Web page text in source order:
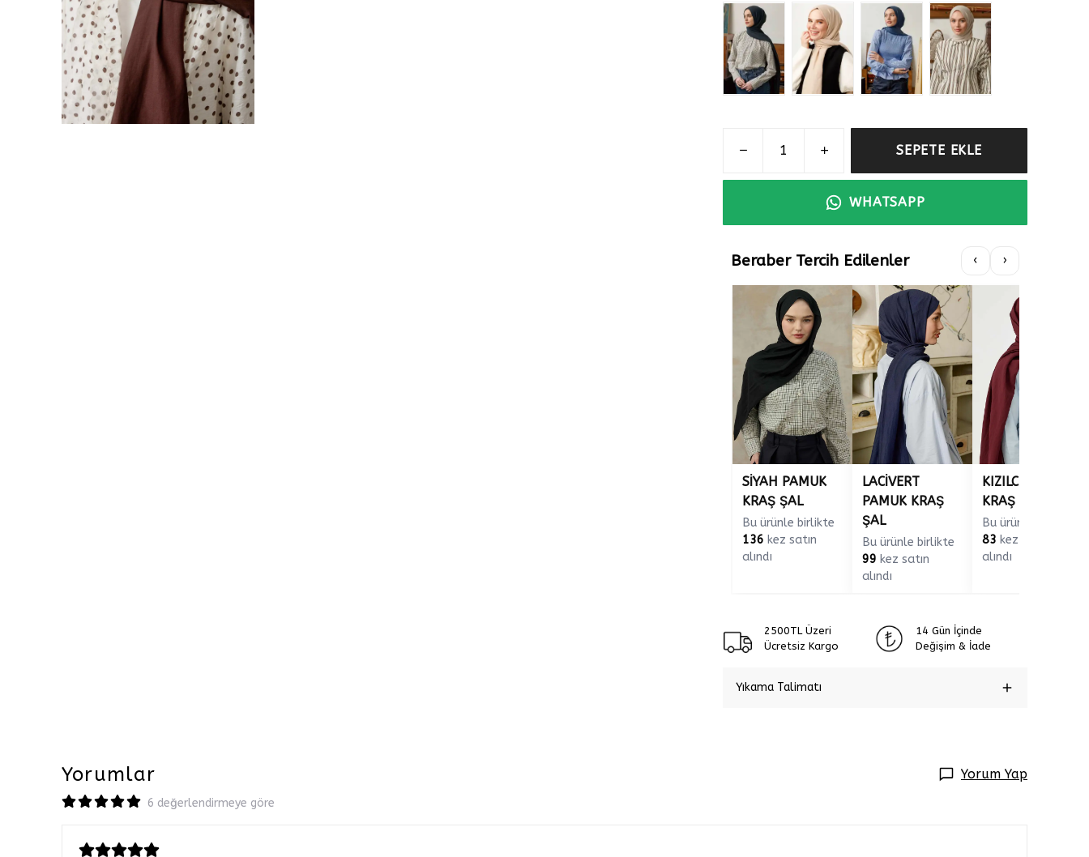
SEPETE EKLE
WHATSAPP
Beraber Tercih Edilenler ‹ ›
SİYAH PAMUK
KRAŞ ŞAL
Bu ürünle birlikte
136 kez satın
alındı
LACİVERT
PAMUK KRAŞ
ŞAL
Bu ürünle birlikte
99 kez satın
alındı
KIZILCIK PAMUK
KRAŞ ŞAL
Bu ürünle birlikte
83 kez satın
alındı
2500TL Üzeri
Ücretsiz Kargo
14 Gün İçinde
Değişim & İade
Yıkama Talimatı
Yorumlar Yorum Yap
6 değerlendirmeye göre